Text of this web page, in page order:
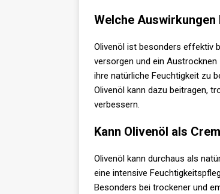
Welche
Olivenöl ist besonders effektiv
versorgen und ein
ihre natürliche Feuchtigkeit zu
Olivenöl kann dazu beitragen,
verbessern.
Kann Olivenöl als
Olivenöl kann durchaus als
eine intensive
Besonders bei trockener und